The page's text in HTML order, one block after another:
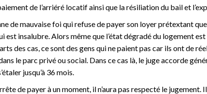
de l’arriéré locatif ainsi que la résiliation du bail et
de mauvaise foi qui refuse de payer son loyer prétextant
est insalubre. Alors même que l’état dégradé du logement
des cas, ce sont des gens qui ne paient pas car ils ont de
le parc privé ou social. Dans ce cas là, le juge accorde
jusqu’à 36 mois.
de payer à un moment, il n’aura pas respecté le jugement.